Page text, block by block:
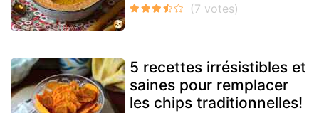
5 recettes irrésistibles et
saines pour remplacer
les chips traditionnelles!